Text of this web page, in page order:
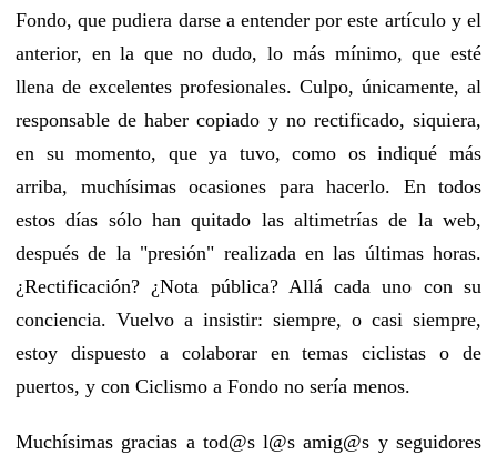
Fondo, que pudiera darse a entender por este artículo y el
anterior, en la que no dudo, lo más mínimo, que esté
llena de excelentes profesionales. Culpo, únicamente, al
responsable de haber copiado y no rectificado, siquiera,
en su momento, que ya tuvo, como os indiqué más
arriba, muchísimas ocasiones para hacerlo. En todos
estos días sólo han quitado las altimetrías de la web,
después de la "presión" realizada en las últimas horas.
¿Rectificación? ¿Nota pública? Allá cada uno con su
conciencia. Vuelvo a insistir: siempre, o casi siempre,
estoy dispuesto a colaborar en temas ciclistas o de
puertos, y con Ciclismo a Fondo no sería menos.
Muchísimas gracias a tod@s l@s amig@s y seguidores